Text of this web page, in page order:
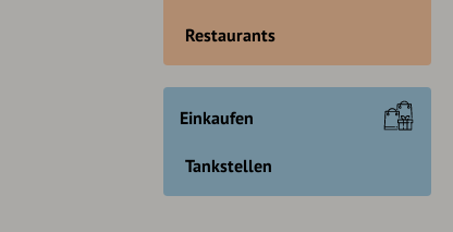
Restaurants
Einkaufen
Tankstellen